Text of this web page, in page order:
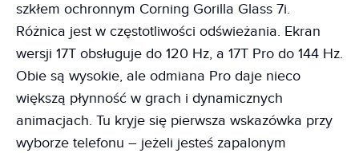
szkłem ochronnym Corning Gorilla Glass 7i.
Różnica jest w częstotliwości odświeżania. Ekran
wersji 17T obsługuje do 120 Hz, a 17T Pro do 144 Hz.
Obie są wysokie, ale odmiana Pro daje nieco
większą płynność w grach i dynamicznych
animacjach. Tu kryje się pierwsza wskazówka przy
wyborze telefonu – jeżeli jesteś zapalonym